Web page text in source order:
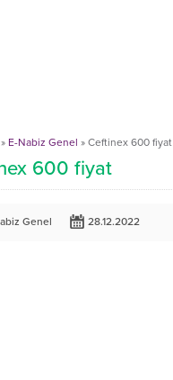
» E-Nabiz Genel » Ceftinex 600 fiyat
600 fiyat
Genel 28.12.2022